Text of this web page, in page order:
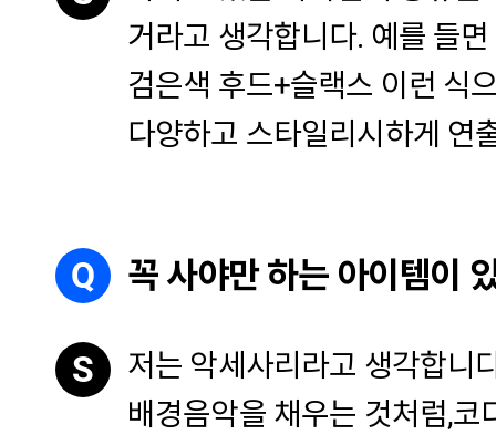
거라고 생각합니다. 예를 들
검은색 후드+슬랙스 이런 식
다양하고 스타일리시하게 연
Q 꼭 사야만 하는 아이템이
S
저는 악세사리라고 생각합니
배경음악을 채우는 것처럼,코